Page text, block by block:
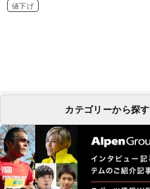
値下げ
カテゴリーから探す